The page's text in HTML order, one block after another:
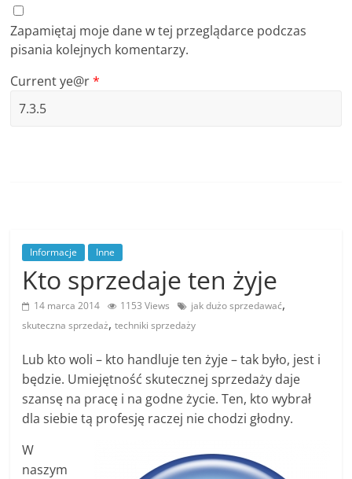
Zapamiętaj moje dane w tej przeglądarce podczas
pisania kolejnych komentarzy.
Current ye@r*
Informacje Inne
Kto sprzedaje ten żyje
14 marca 2014 1153 Views jak dużo sprzedawać,
skuteczna sprzedaż,techniki sprzedaży
Lub kto woli – kto handluje ten żyje – tak było, jest i
będzie. Umiejętność skutecznej sprzedaży daje
szansę na pracę i na godne życie. Ten, kto wybrał
dla siebie tą profesję raczej nie chodzi głodny.
W
naszym